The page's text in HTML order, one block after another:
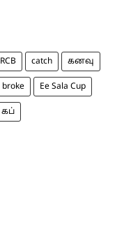
RCB catch கனவு
broke Ee Sala Cup
கப்